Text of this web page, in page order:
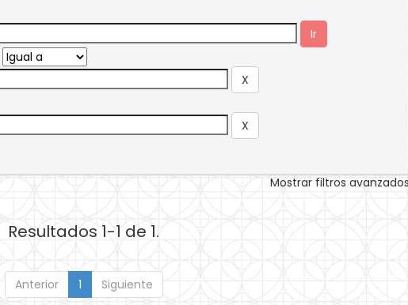
Mostrar filtros avanzados
Resultados 1-1 de 1.
Anterior 1 Siguiente